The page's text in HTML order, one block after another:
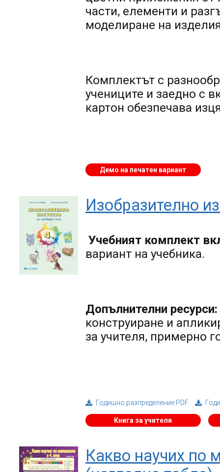
части, елементи и
моделиране на
Комплектът с
учениците и заедно с
картон обезпечава
Демо на печатен вариант
Изобразително
Учебният комплект
вариант на учебника.
Допълнителни ресурси:
конструиране и
за учителя, примерно
Годишно разпределение PDF
Книга за учителя
Какво научих по